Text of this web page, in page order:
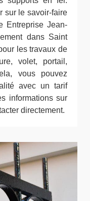
sur le savoir-faire
Entreprise Jean-
dans Saint
les travaux de
volet, portail,
vous pouvez
avec un tarif
informations sur
directement.